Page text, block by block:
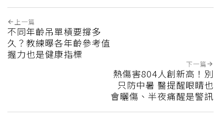
上一篇
不同年齡吊單槓要撐多
久？教練曝各年齡參考值
握力也是健康指標
下一篇
熱傷害804人創新高！別
只防中暑 醫提醒眼睛也
會曬傷、半夜痛醒是警訊